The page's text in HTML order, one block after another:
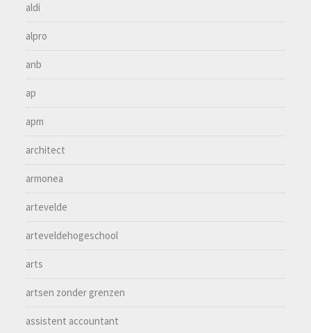
aldi
alpro
anb
ap
apm
architect
armonea
artevelde
arteveldehogeschool
arts
artsen zonder grenzen
assistent accountant